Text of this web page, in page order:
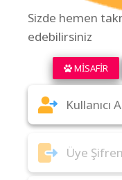
Sizde hemen
edebilirsiniz
MISAFIR